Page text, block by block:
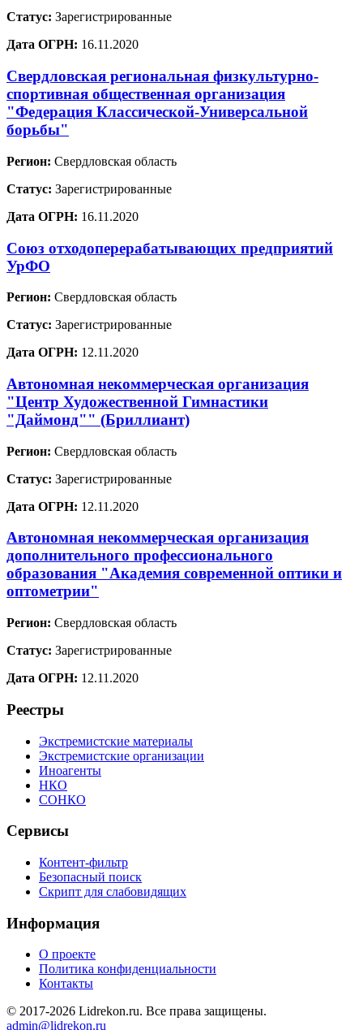
Статус: Зарегистрированные
Дата ОГРН: 16.11.2020
Свердловская региональная физкультурно-
спортивная общественная организация
"Федерация Классической-Универсальной
борьбы"
Регион: Свердловская область
Статус: Зарегистрированные
Дата ОГРН: 16.11.2020
Союз отходоперерабатывающих предприятий
УрФО
Регион: Свердловская область
Статус: Зарегистрированные
Дата ОГРН: 12.11.2020
Автономная некоммерческая организация
"Центр Художественной Гимнастики
"Даймонд"" (Бриллиант)
Регион: Свердловская область
Статус: Зарегистрированные
Дата ОГРН: 12.11.2020
Автономная некоммерческая организация
дополнительного профессионального
образования "Академия современной оптики и
оптометрии"
Регион: Свердловская область
Статус: Зарегистрированные
Дата ОГРН: 12.11.2020
Реестры
Экстремистские материалы
Экстремистские организации
Иноагенты
НКО
СОНКО
Сервисы
Контент-фильтр
Безопасный поиск
Скрипт для слабовидящих
Информация
О проекте
Политика конфиденциальности
Контакты
© 2017-2026 Lidrekon.ru. Все права защищены.
admin@lidrekon.ru